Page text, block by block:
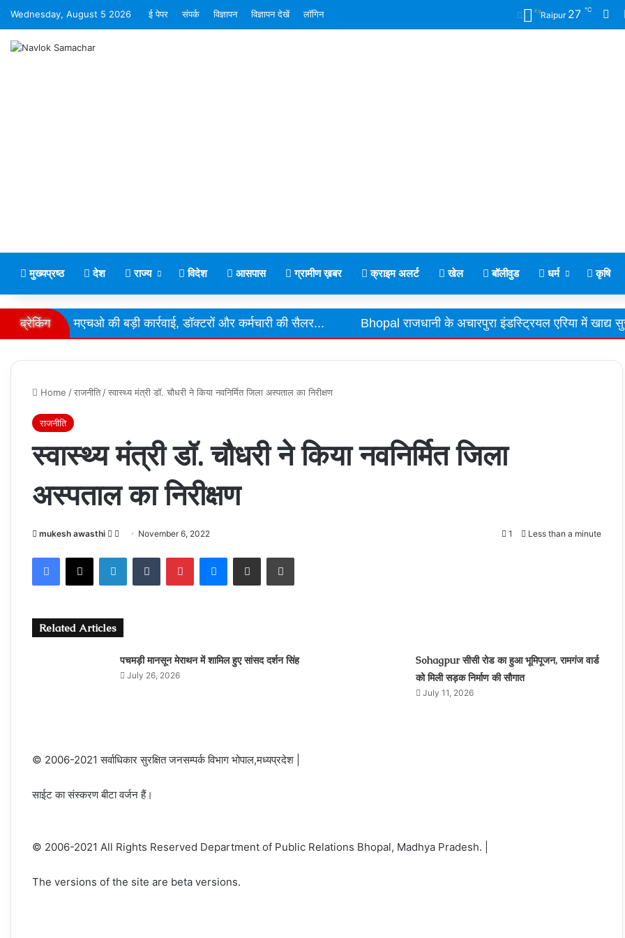
Wednesday, August 5 2026 ई पेपर संपर्क विज्ञापन विज्ञापन देखें लॉगिन Raipur 27 ℃
मुख्यप्रष्ठ देश राज्य विदेश आसपास ग्रामीण ख़बर क्राइम अलर्ट खेल बॉलीवुड धर्म कृषि
ब्रेकिंग
की बड़ी कार्रवाई, डॉक्टरों और कर्मचारी की सैलर... Bhopal राजधानी के अचारपुरा इंडस्ट्रियल एरिया में खाद्य सुरक्षा विभाग की
Home /राजनीति /स्वास्थ्य मंत्री डॉ. चौधरी ने किया नवनिर्मित जिला अस्पताल का निरीक्षण
राजनीति
स्वास्थ्य मंत्री डॉ. चौधरी ने किया नवनिर्मित जिला
अस्पताल का निरीक्षण
mukesh awasthi
Follow
X
Send November 6, 2022 1 Less than a minute
Facebook
X LinkedInTumblr PinterestMessenger
Share via Email Print
Related Articles
पचमड़ी मानसून मेराथन में शामिल हुए सांसद दर्शन सिंह
July 26, 2026
Sohagpur सीसी रोड का हुआ भूमिपूजन, रामगंज वार्ड
को मिली सड़क निर्माण की सौगात
July 11, 2026
© 2006-2021 सर्वाधिकार सुरक्षित जनसम्पर्क विभाग भोपाल,मध्यप्रदेश |
साईट का संस्करण बीटा वर्जन हैं।
© 2006-2021 All Rights Reserved Department of Public Relations Bhopal, Madhya Pradesh. |
The versions of the site are beta versions.